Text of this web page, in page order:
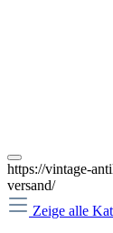
https://vintage-
versand/
Zeige alle